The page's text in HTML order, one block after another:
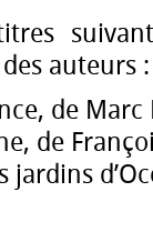
auteurs :
de Marc
de
jardins